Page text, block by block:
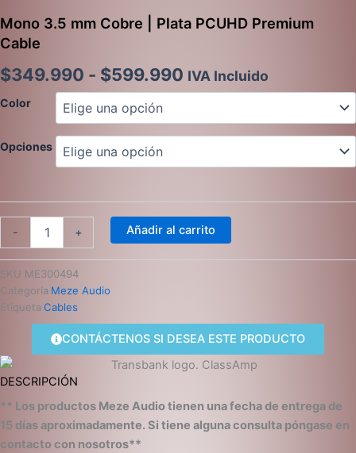
Mono 3.5 mm Cobre | Plata PCUHD Premium
Cable
$349.990 - $599.990 Rango
precios:
hasta
$599.990
IVA Incluido
Color
Opciones
-
Mono
Cobre
+ Añadir al carrito
SKU ME300494
Categoría Meze Audio
Etiqueta Cables
CONTÁCTENOS SI DESEA ESTE PRODUCTO
DESCRIPCIÓN
** Los productos Meze Audio tienen una fecha de entrega de
15 días aproximadamente. Si tiene alguna consulta póngase en
contacto con nosotros**